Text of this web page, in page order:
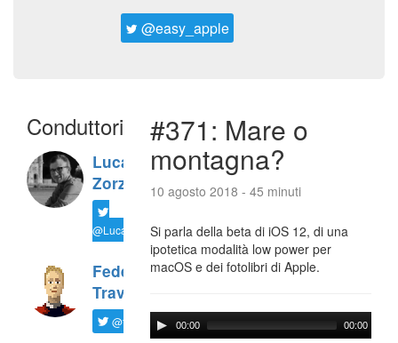
@easy_apple
Conduttori
Luca
Zorzi
@LucaTNT
Federico
Travaini
@ftrava
#371: Mare o
montagna?
10 agosto 2018 - 45 minuti
Si parla della beta di iOS 12, di una
ipotetica modalità low power per
macOS e dei fotolibri di Apple.
00:00 00:00